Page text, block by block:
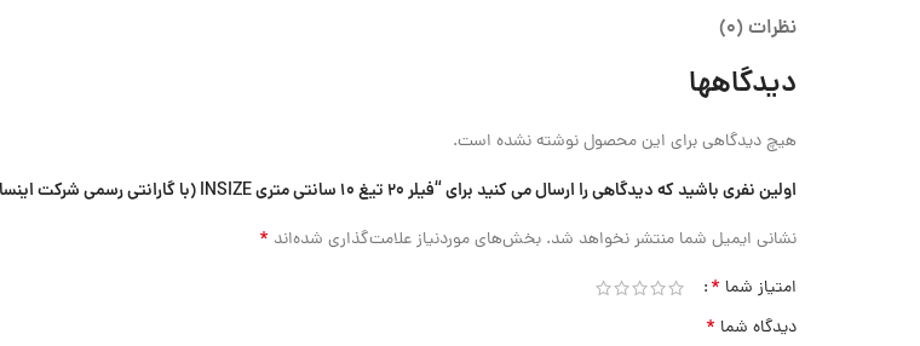
نظرات (0)
دیدگاهها
هیچ دیدگاهی برای این محصول نوشته نشده است.
اولین نفری باشید که دیدگاهی را ارسال می کنید برای “فیلر 20 تیغ 10 سانتی متری INSIZE (با گارانتی رسمی شرکت اینسایز) مدل 4602-20”
نشانی ایمیل شما منتشر نخواهد شد. بخش‌های موردنیاز علامت‌گذاری شده‌اند *
امتیاز شما *
دیدگاه شما *